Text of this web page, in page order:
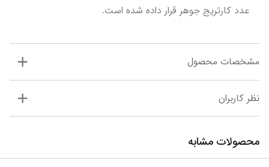
عدد کارتریج جوهر قرار داده شده است.
مشخصات محصول
نظر کاربران
محصولات مشابه